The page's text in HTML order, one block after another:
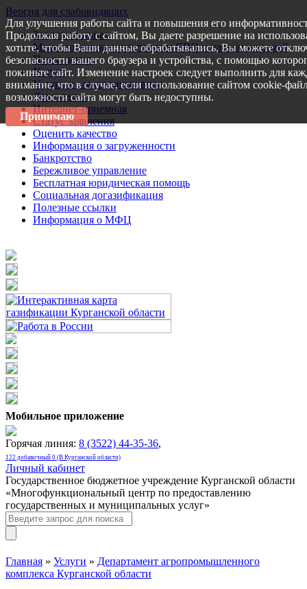
Версия для слабовидящих
Запись на прием
Меры поддержки участникам СВО и членам их семей
Пресс-центр
Услуги
Услуги в электронном виде
Документы
Интернет-приемная
Статус заявления
Оценить качество
Информация о загруженности
Банкротство
Бережливое управление
Бесплатная юридическая помощь
Социальная догазификация
Полезные ссылки
Информация о МФЦ
Мобильное приложение
Горячая линия: 8 (3522) 44-35-36,
122 добавочный 0 (В Курганской области)
Личный кабинет
Государственное бюджетное учреждение Курганской области
«Многофункциональный центр по предоставлению
государственных и муниципальных услуг»
Главная » Услуги » Департамент агропромышленного
комплекса Курганской области
Для улучшения работы сайта и повышения его
Продолжая работу с сайтом, Вы даете разрешение на
хотите, чтобы Ваши данные обрабатывались, Вы можете
безопасности вашего браузера и устройства, с помощью
покиньте сайт. Изменение настроек следует выполнить для
внимание, что в случае, если использование сайтом cookie-
возможности сайта могут быть недоступны.
Принимаю